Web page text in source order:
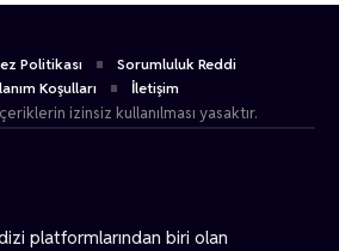
platformlarından biri olan
Politikası
Sorumluluk Reddi
Koşulları
İletişim
izinsiz kullanılması yasaktır.